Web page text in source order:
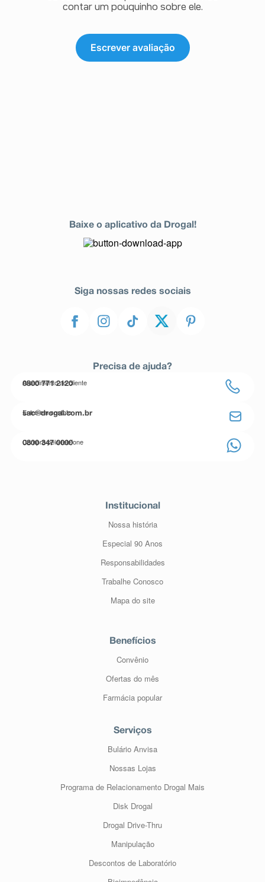
contar um pouquinho sobre ele.
Escrever avaliação
Baixe o aplicativo da Drogal!
Siga nossas redes sociais
Precisa de ajuda?
Atendimento ao cliente
0800 771 2120
Entre em contato
sac@drogal.com.br
Compre pelo telefone
0800 347 0000
Institucional
Nossa história
Especial 90 Anos
Responsabilidades
Trabalhe Conosco
Mapa do site
Benefícios
Convênio
Ofertas do mês
Farmácia popular
Serviços
Bulário Anvisa
Nossas Lojas
Programa de Relacionamento Drogal Mais
Disk Drogal
Drogal Drive-Thru
Manipulação
Descontos de Laboratório